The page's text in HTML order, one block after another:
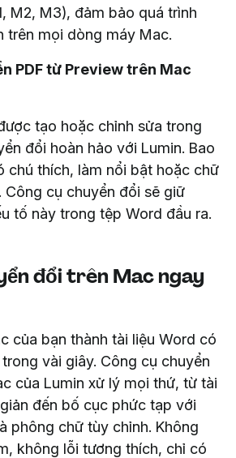
M2, M3), đảm bảo quá trình
trên mọi dòng máy Mac.
PDF từ Preview trên Mac
tạo hoặc chỉnh sửa trong
đổi hoàn hảo với Lumin. Bao
chú thích, làm nổi bật hoặc chữ
Công cụ chuyển đổi sẽ giữ
tố này trong tệp Word đầu ra.
đổi trên Mac ngay
của bạn thành tài liệu Word có
vài giây. Công cụ chuyển
của Lumin xử lý mọi thứ, từ tài
đến bố cục phức tạp với
phông chữ tùy chỉnh. Không
không lỗi tương thích, chỉ có